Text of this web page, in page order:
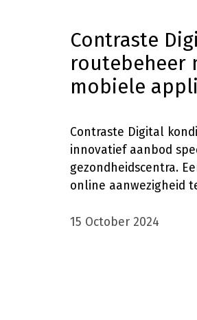
Contraste
routebeheer
mobiele
Contraste Digital
innovatief aanbod
gezondheidscentra.
online aanwezigheid
15 October 2024